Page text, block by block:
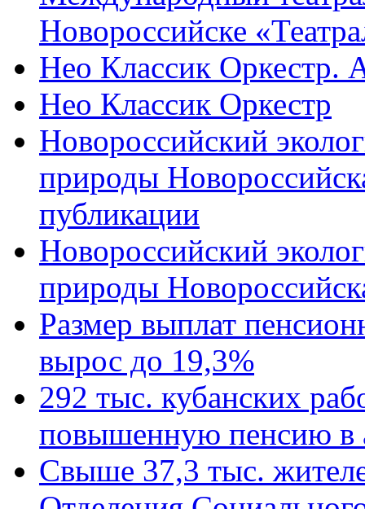
Новороссийске
Нео Классик Оркестр.
Нео Классик Оркестр
Новороссийский
природы
публикации
Новороссийский
природы
Размер выплат
вырос до 19,3%
292 тыс. кубанских
повышенную пенсию в
Свыше 37,3 тыс.